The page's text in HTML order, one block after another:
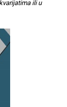
ili u